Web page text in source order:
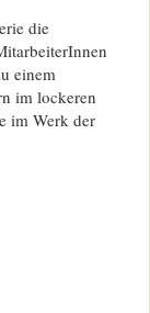
die
einem
im lockeren
im Werk der